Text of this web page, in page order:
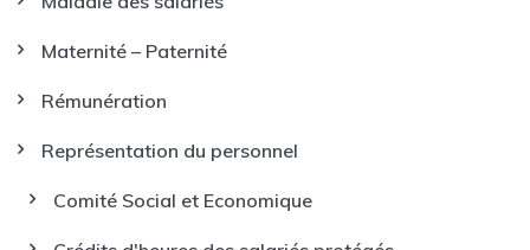
Maternité – Paternité
Rémunération
Représentation du personnel
Comité Social et Economique